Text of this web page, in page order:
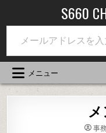
テ
へ
キ
S660
メールアドレスを入力...
メニュー
事